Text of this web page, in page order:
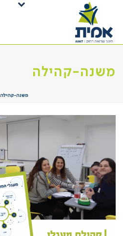
משנה-קהילה
משנה-קהילה